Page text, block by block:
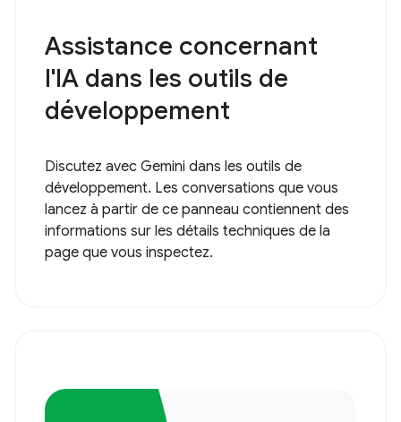
Assistance concernant
l'IA dans les outils de
développement
Discutez avec Gemini dans les outils de
développement. Les conversations que vous
lancez à partir de ce panneau contiennent des
informations sur les détails techniques de la
page que vous inspectez.